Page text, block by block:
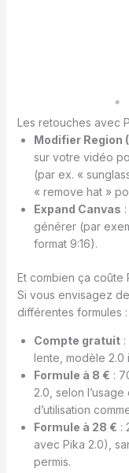
Les retouches avec
Modifier Region
sur votre vidéo
(par ex. «
« remove hat »
Expand Canvas
générer (par
format 9:16).
Et combien ça coûte
Si vous envisagez
différentes formules :
Compte gratuit:
lente, modèle 2.0
Formule à 8 € :
2.0, selon
d’utilisation
Formule à 28 € :
avec Pika 2.0),
permis.